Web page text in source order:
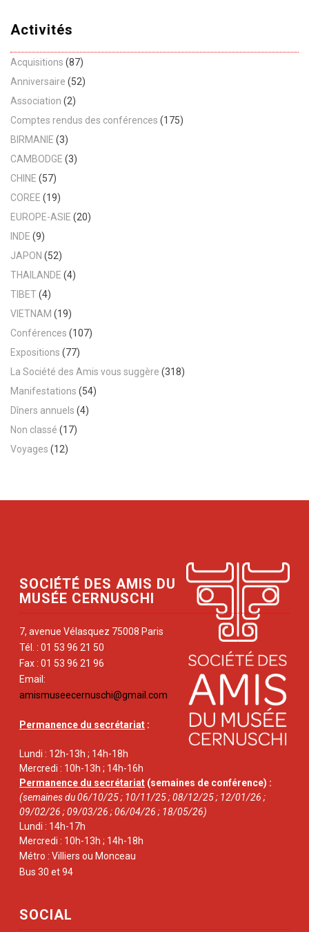
Activités
Acquisitions (87)
Anniversaire (52)
Association (2)
Comptes rendus des conférences (175)
BIRMANIE (3)
CAMBODGE (3)
CHINE (57)
COREE (19)
EUROPE-ASIE (20)
INDE (9)
JAPON (52)
THAILANDE (4)
TIBET(4)
VIETNAM (19)
Conférences (107)
Expositions (77)
La Société des Amis vous suggère (318)
Manifestations (54)
Dîners annuels (4)
Non classé (17)
Voyages (12)
SOCIÉTÉ DES AMIS DU
MUSÉE CERNUSCHI
7, avenue Vélasquez 75008 Paris
Tél. : 01 53 96 21 50
Fax : 01 53 96 21 96
Email:
amismuseecernuschi@gmail.com
Permanence du secrétariat :
Lundi : 12h-13h ; 14h-18h
Mercredi : 10h-13h ; 14h-16h
Permanence du secrétariat (semaines de conférence) :
(semaines du 06/10/25 ; 10/11/25 ; 08/12/25 ; 12/01/26 ;
09/02/26 ; 09/03/26 ; 06/04/26 ; 18/05/26)
Lundi : 14h-17h
Mercredi : 10h-13h ; 14h-18h
Métro : Villiers ou Monceau
Bus 30 et 94
SOCIAL